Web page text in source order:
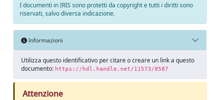
I documenti in IRIS sono protetti da copyright e tutti i diritti sono
riservati, salvo diversa indicazione.
Informazioni
Utilizza questo identificativo per citare o creare un link a questo
documento: https://hdl.handle.net/11573/8587
Attenzione